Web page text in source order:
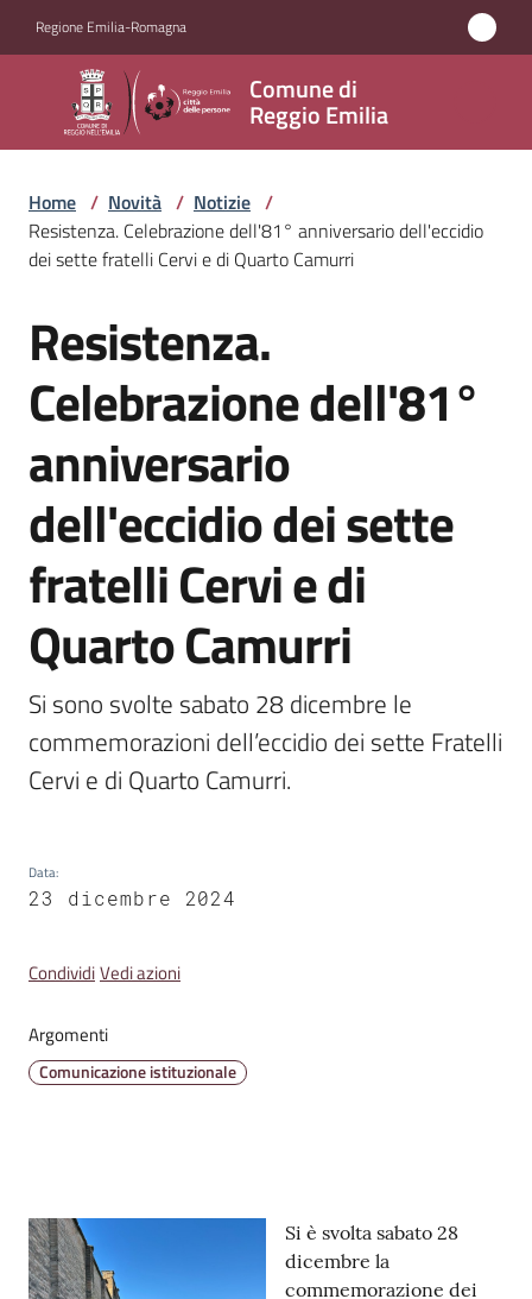
Regione Emilia-Romagna
Comune di
Reggio Emilia
Comune
di
Reggio
Emilia
Servizi
Novità
Menu selezionato
Vivere
Reggio
Emilia
Tutti
gli
argomenti
r
i
o
E
v
Home / Novità / Notizie /
Resistenza. Celebrazione dell'81° anniversario dell'eccidio
dei sette fratelli Cervi e di Quarto Camurri
Salta al contenuto
Resistenza.
Celebrazione dell'81°
anniversario
dell'eccidio dei sette
fratelli Cervi e di
Quarto Camurri
Si sono svolte sabato 28 dicembre le
commemorazioni dell’eccidio dei sette Fratelli
Cervi e di Quarto Camurri.
Data:
23 dicembre 2024
CondividiVedi azioni
Argomenti
Comunicazione istituzionale
Contenuto
Si è svolta sabato 28
dicembre la
commemorazione dei